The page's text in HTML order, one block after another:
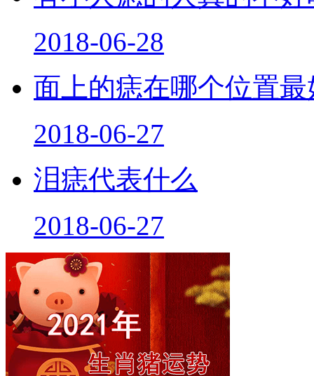
2018-06-28
面上的痣在哪个位置最
2018-06-27
泪痣代表什么
2018-06-27